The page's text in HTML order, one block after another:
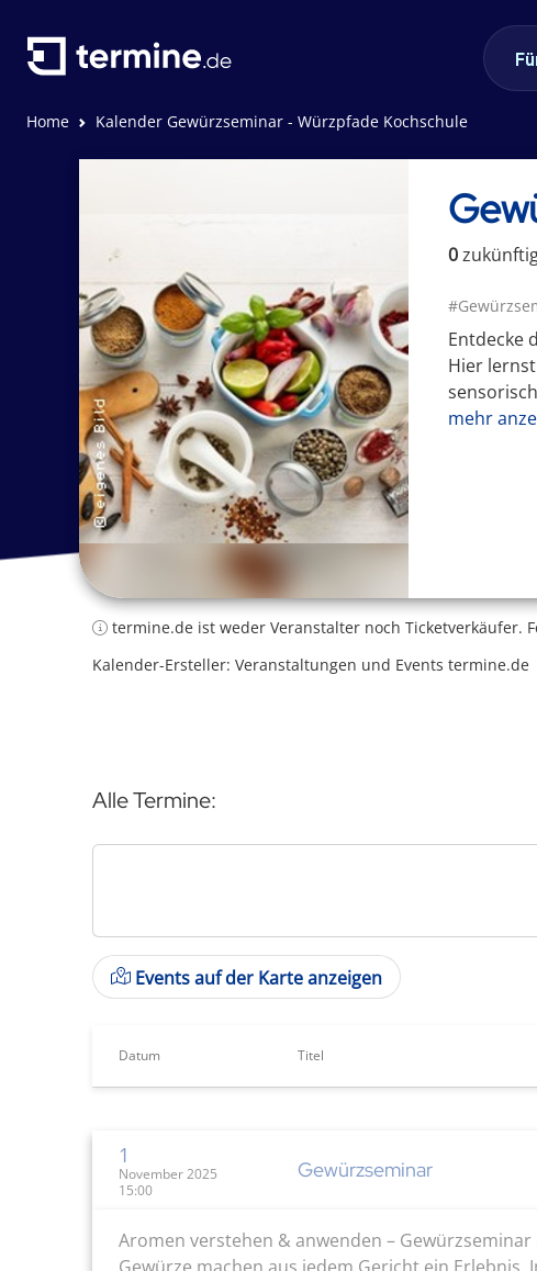
Home Kalender Gewürzseminar - Würzpfade Kochschule
0
Entdecke
Hier
mehr
termine.de ist weder Veranstalter noch Ticketverkäufer.
Kalender-Ersteller: Veranstaltungen und Events termine.de
Alle Termine:
Events auf der Karte anzeigen
Datum Titel
1
November 2025
15:00
Gewürzseminar
Aromen verstehen & anwenden –